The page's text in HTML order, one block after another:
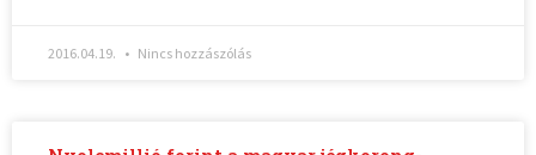
2016.04.19. Nincs hozzászólás